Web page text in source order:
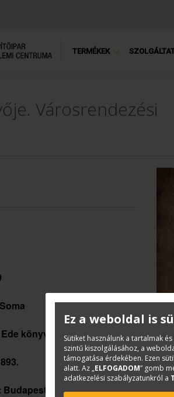
TERMÉKEK
Városrendezési
könyvnyomdája
Budapest
Ez a weboldal is
Sütiket használunk a tartalmak
szintű kiszolgálásához, a
támogatása érdekében. Ezen
alatt. Az „ELFOGADOM” gomb
adatkezelési szabályzatunkról a